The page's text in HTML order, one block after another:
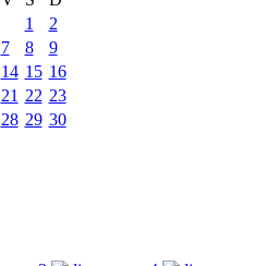
1
2
7 8
9
14 15 16
21 22 23
28 29 30